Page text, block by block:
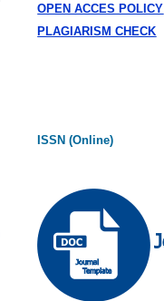
OPEN ACCES POLICY
PLAGIARISM CHECK
ISSN (Online)